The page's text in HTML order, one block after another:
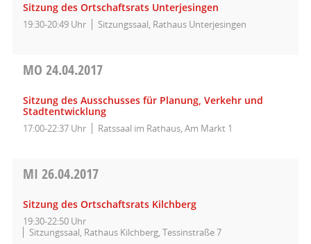
Sitzung des Ortschaftsrats Unterjesingen
19:30-20:49 Uhr Sitzungssaal, Rathaus Unterjesingen
MO 24.04.2017
Sitzung des Ausschusses für Planung, Verkehr und
Stadtentwicklung
17:00-22:37 Uhr Ratssaal im Rathaus, Am Markt 1
MI 26.04.2017
Sitzung des Ortschaftsrats Kilchberg
19:30-22:50 Uhr
Sitzungssaal, Rathaus Kilchberg, Tessinstraße 7